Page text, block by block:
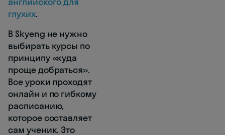
глухих.
В Skyeng не нужно
выбирать курсы по
принципу «куда
проще добраться».
Все уроки проходят
онлайн и по гибкому
расписанию,
которое составляет
сам ученик. Это